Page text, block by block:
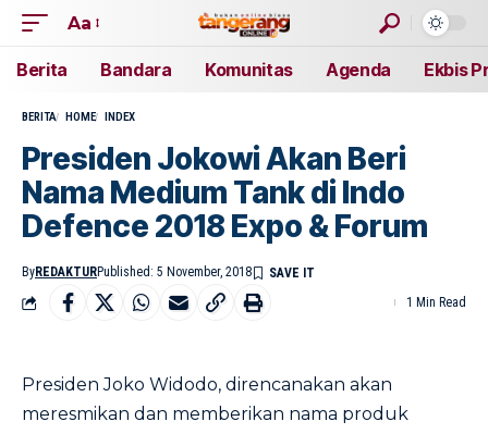
Aa
Berita Bandara Komunitas Agenda Ekbis
BERITA HOME INDEX
Presiden Jokowi Akan Beri
Nama Medium Tank di Indo
Defence 2018 Expo & Forum
ByREDAKTURPublished: 5 November, 2018
1 Min Read
Presiden Joko Widodo, direncanakan akan
meresmikan dan memberikan nama produk